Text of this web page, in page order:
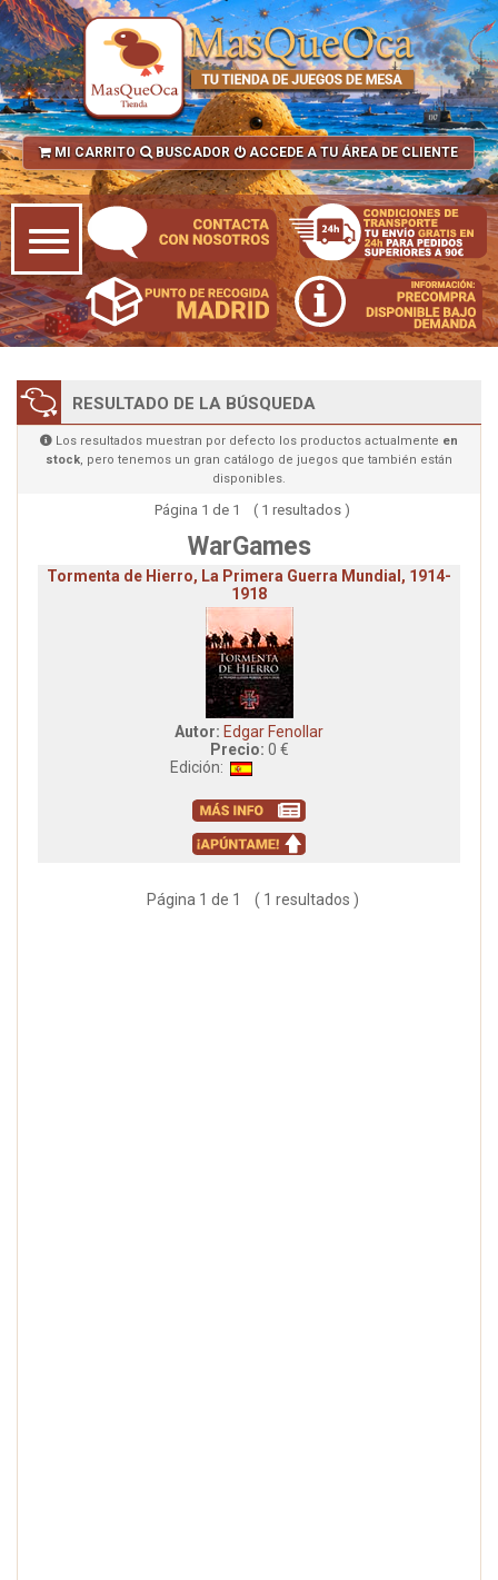
MI CARRITO BUSCADOR ACCEDE A TU ÁREA DE CLIENTE
RESULTADO DE LA BÚSQUEDA
Los resultados muestran por defecto los productos actualmente en
stock, pero tenemos un gran catálogo de juegos que también están
disponibles.
Página 1 de 1 ( 1 resultados )
WarGames
Tormenta de Hierro, La Primera Guerra Mundial, 1914-
1918
Autor: Edgar Fenollar
Precio: 0 €
Edición:
Página 1 de 1 ( 1 resultados )